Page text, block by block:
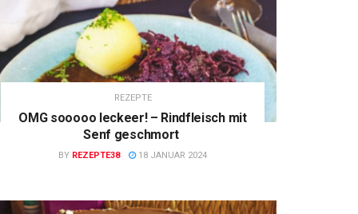
REZEPTE
OMG sooooo leckeer! – Rindfleisch mit
Senf geschmort
BY REZEPTE38 18 JANUAR 2024